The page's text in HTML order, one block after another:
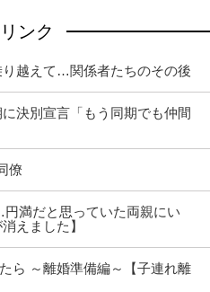
ンク
り越えて…関係者たちのその後
決別宣言「もう同期でも仲間
僚
満だと思っていた両親にい
えました】
ら ～離婚準備編～【子連れ離